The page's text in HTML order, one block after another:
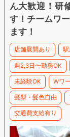
ん大歓迎！研
す！チームワ
ます！
店舗展開あり
週2,3日〜勤務OK
未経験OK Wワ
髪型・髪色自由
交通費支給有り